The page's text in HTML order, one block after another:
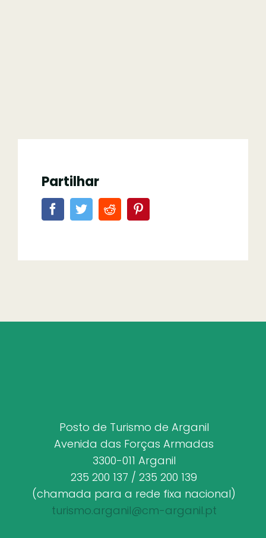
Partilhar
Posto de Turismo de Arganil
Avenida das Forças Armadas
3300-011 Arganil
235 200 137 / 235 200 139
(chamada para a rede fixa nacional)
turismo.arganil@cm-arganil.pt